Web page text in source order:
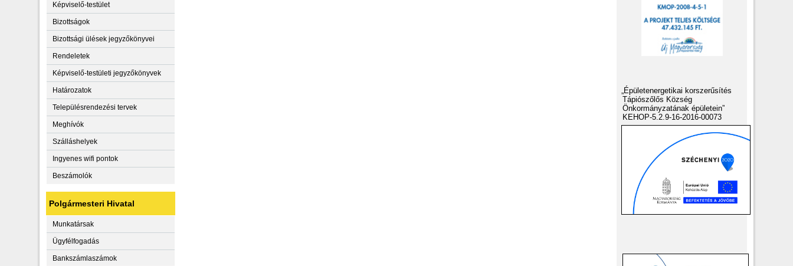
Képviselő-testület
Bizottságok
Bizottsági ülések jegyzőkönyvei
Rendeletek
Képviselő-testületi jegyzőkönyvek
Határozatok
Településrendezési tervek
Meghívók
Szálláshelyek
Ingyenes wifi pontok
Beszámolók
Polgármesteri Hivatal
Munkatársak
Ügyfélfogadás
Bankszámlaszámok
„Épületenergetikai korszerűsítés
Tápiószőlős Község
Önkormányzatának épületein”
KEHOP-5.2.9-16-2016-00073